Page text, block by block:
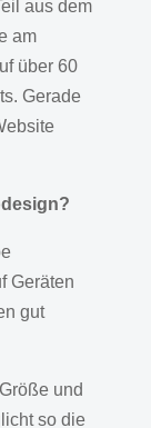
aus dem
am
über 60
Gerade
Geräten
gut
und
so die